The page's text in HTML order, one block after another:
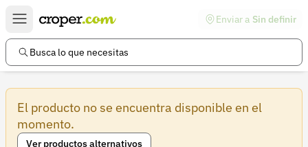
Enviar a Sin definir
Busca lo que necesitas
El producto no se encuentra disponible en el
momento.
Ver productos alternativos
Enlaces de interés
Preguntas frecuentes
Ayuda
Información legal